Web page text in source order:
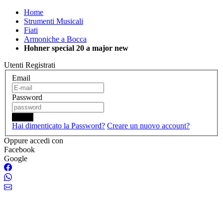
Home
Strumenti Musicali
Fiati
Armoniche a Bocca
Hohner special 20 a major new
Utenti Registrati
Email
Password
Hai dimenticato la Password? Creare un nuovo account?
Oppure accedi con
Facebook
Google